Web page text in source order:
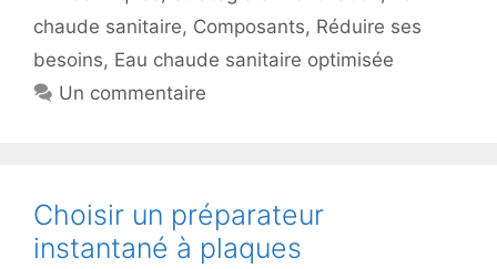
chaude sanitaire, Composants, Réduire ses
besoins, Eau chaude sanitaire optimisée
Un commentaire
Choisir un préparateur
instantané à plaques